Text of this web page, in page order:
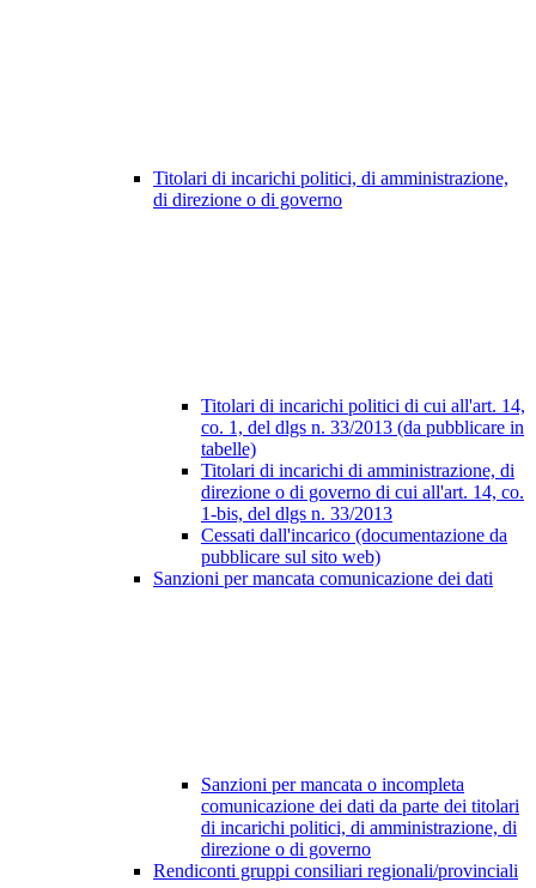
Titolari di incarichi politici, di amministrazione,
di direzione o di governo
Titolari di incarichi politici di cui all'art. 14,
co. 1, del dlgs n. 33/2013 (da pubblicare in
tabelle)
Titolari di incarichi di amministrazione, di
direzione o di governo di cui all'art. 14, co.
1-bis, del dlgs n. 33/2013
Cessati dall'incarico (documentazione da
pubblicare sul sito web)
Sanzioni per mancata comunicazione dei dati
Sanzioni per mancata o incompleta
comunicazione dei dati da parte dei titolari
di incarichi politici, di amministrazione, di
direzione o di governo
Rendiconti gruppi consiliari regionali/provinciali